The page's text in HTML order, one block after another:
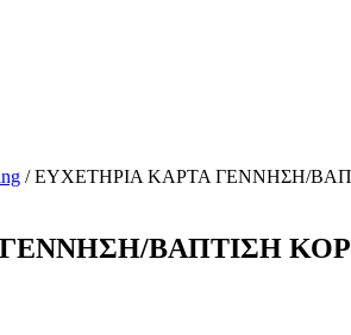
/ ΕΥΧΕΤΗΡΙΑ ΚΑΡΤΑ ΓΕΝΝΗΣΗ/
ΒΑΠΤΙΣΗ